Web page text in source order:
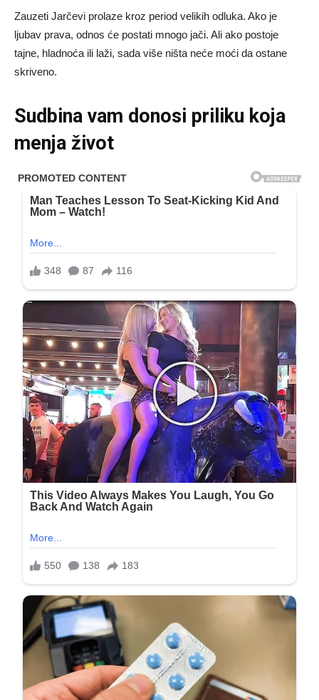
Zauzeti Jarčevi prolaze kroz period velikih odluka. Ako je
ljubav prava, odnos će postati mnogo jači. Ali ako postoje
tajne, hladnoća ili laži, sada više ništa neće moći da ostane
skriveno.
Sudbina vam donosi priliku koja
menja život